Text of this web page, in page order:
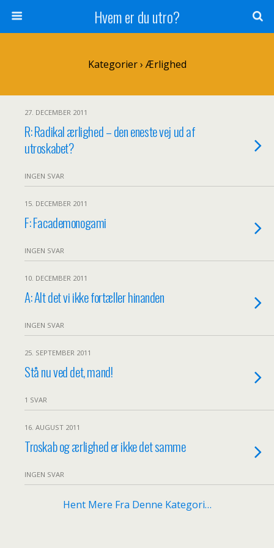
Hvem er du utro?
Kategorier ›Ærlighed
27. DECEMBER 2011
R: Radikal ærlighed – den eneste vej ud af
utroskabet?
INGEN SVAR
15. DECEMBER 2011
F: Facademonogami
INGEN SVAR
10. DECEMBER 2011
A: Alt det vi ikke fortæller hinanden
INGEN SVAR
25. SEPTEMBER 2011
Stå nu ved det, mand!
1 SVAR
16. AUGUST 2011
Troskab og ærlighed er ikke det samme
INGEN SVAR
Hent Mere Fra Denne Kategori…